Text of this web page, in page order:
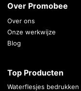
Over Promobee
Over ons
Onze werkwijze
Blog
Top Producten
Waterflesjes bedrukken